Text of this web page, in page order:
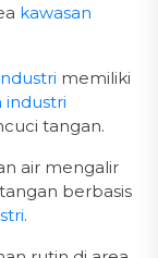
kawasan
memiliki
industri
tangan.
air mengalir
berbasis
.